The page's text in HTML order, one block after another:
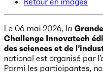
Le 06 mai 2026, la
Challenge Innovatech
des sciences et de
national est organisé par
Parmi les participantes,